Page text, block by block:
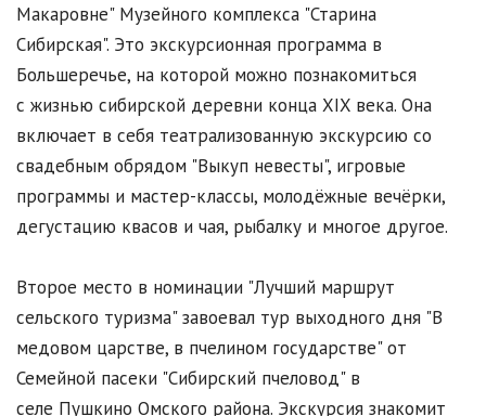
Макаровне" Музейного комплекса "Старина
Сибирская". Это экскурсионная программа в
Большеречье, на которой можно познакомиться
с жизнью сибирской деревни конца XIX века. Она
включает в себя театрализованную экскурсию со
свадебным обрядом "Выкуп невесты", игровые
программы и мастер-классы, молодёжные вечёрки,
дегустацию квасов и чая, рыбалку и многое другое.
Второе место в номинации "Лучший маршрут
сельского туризма" завоевал тур выходного дня "В
медовом царстве, в пчелином государстве" от
Семейной пасеки "Сибирский пчеловод" в
селе Пушкино Омского района. Экскурсия знакомит